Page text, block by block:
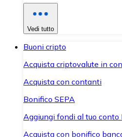
Vedi tutto
Buoni cripto
Acquista criptovalute in
Acquista con contanti
Bonifico SEPA
Aggiungi fondi al tuo
Acquista con bonifico